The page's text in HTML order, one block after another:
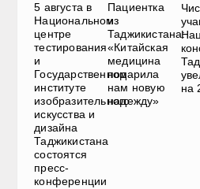
5 августа в
Национальном
центре
тестирования
и
Государственном
институте
изобразительного
искусства и
дизайна
Таджикистана
состоятся
пресс-
конференции
Пациентка
из
Таджикистана:
«Китайская
медицина
подарила
нам новую
надежду»
на